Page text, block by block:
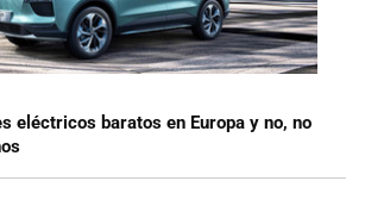
eléctricos baratos en Europa y no, no